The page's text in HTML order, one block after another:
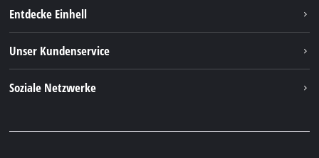
Entdecke Einhell
Nachhaltigkeit
Unser Kundenservice
Soziale Netzwerke